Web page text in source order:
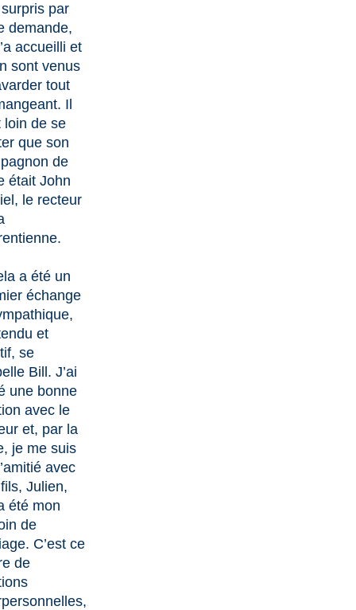
par
demande,
accueilli et
sont venus
tout
Il
loin de se
que son
de
était John
le recteur
a été un
échange
et
se
Bill. J’ai
une bonne
avec le
et, par la
je me suis
avec
Julien,
été mon
de
C’est ce
de